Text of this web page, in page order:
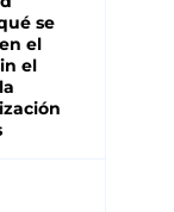
se
el
el